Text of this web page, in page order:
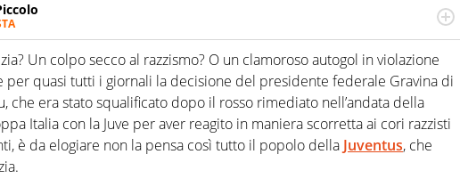
ha seguito numerose manifestazioni sportive e collaborato con
Esperienza, competenza, conoscenza e memoria storica. Si occupa
di calcio
Un colpo secco al razzismo? O un clamoroso autogol in violazione
per quasi tutti i giornali la decisione del presidente federale Gravina di
che era stato squalificato dopo il rosso rimediato nell’andata della
Italia con la Juve per aver reagito in maniera scorretta ai cori razzisti
è da elogiare non la pensa così tutto il popolo della Juventus, che